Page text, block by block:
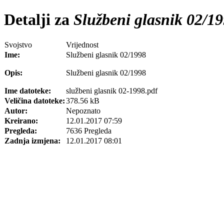
Detalji za Službeni glasnik 02/
Svojstvo
Vrijednost
Ime:
Službeni glasnik 02/1998
Opis: Službeni glasnik 02/1998
Ime datoteke:
službeni glasnik 02-1998.pdf
Veličina datoteke:378.56 kB
Autor:
Nepoznato
Kreirano:
12.01.2017 07:59
Pregleda:
7636 Pregleda
Zadnja izmjena:
12.01.2017 08:01